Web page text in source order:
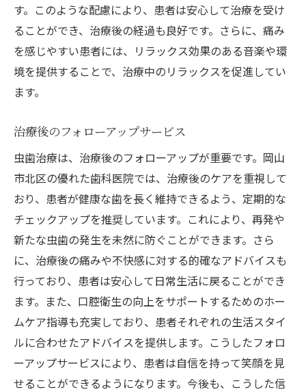
す。このような配慮により、患者は安心して治療を受け
ることができ、治療後の経過も良好です。さらに、痛み
を感じやすい患者には、リラックス効果のある音楽や環
境を提供することで、治療中のリラックスを促進してい
ます。
治療後のフォローアップサービス
虫歯治療は、治療後のフォローアップが重要です。岡山
市北区の優れた歯科医院では、治療後のケアを重視して
おり、患者が健康な歯を長く維持できるよう、定期的な
チェックアップを推奨しています。これにより、再発や
新たな虫歯の発生を未然に防ぐことができます。さら
に、治療後の痛みや不快感に対する的確なアドバイスも
行っており、患者は安心して日常生活に戻ることができ
ます。また、口腔衛生の向上をサポートするためのホー
ムケア指導も充実しており、患者それぞれの生活スタイ
ルに合わせたアドバイスを提供します。こうしたフォロ
ーアップサービスにより、患者は自信を持って笑顔を見
せることができるようになります。今後も、こうした信